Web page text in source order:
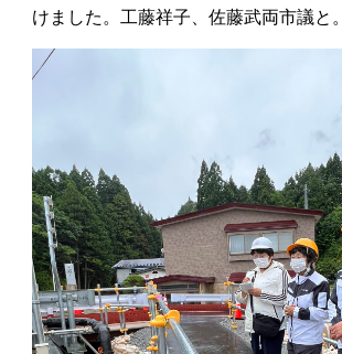
けました。工藤祥子、佐藤武両市議と。